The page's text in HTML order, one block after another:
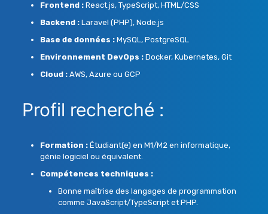
Frontend :React.js, TypeScript, HTML/CSS
Backend :Laravel (PHP), Node.js
Base de données :MySQL, PostgreSQL
Environnement DevOps :Docker, Kubernetes, Git
Cloud :AWS, Azure ou GCP
Profil recherché :
Formation :Étudiant(e) en M1/M2 en informatique,
génie logiciel ou équivalent.
Compétences techniques :
Bonne maîtrise des langages de programmation
comme JavaScript/TypeScript et PHP.